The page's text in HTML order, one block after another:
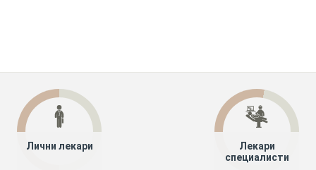
Лични лекари
Лекари
специалисти